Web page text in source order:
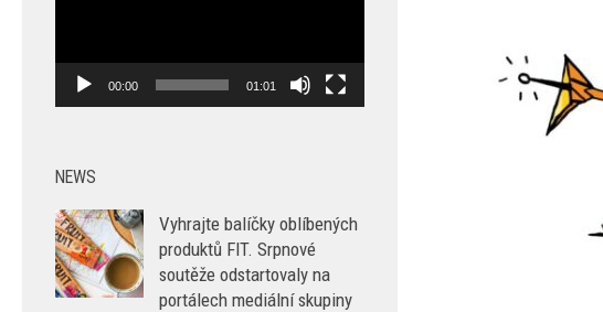
00:00 01:01
NEWS
Vyhrajte balíčky oblíbených
produktů FIT. Srpnové
soutěže odstartovaly na
portálech mediální skupiny